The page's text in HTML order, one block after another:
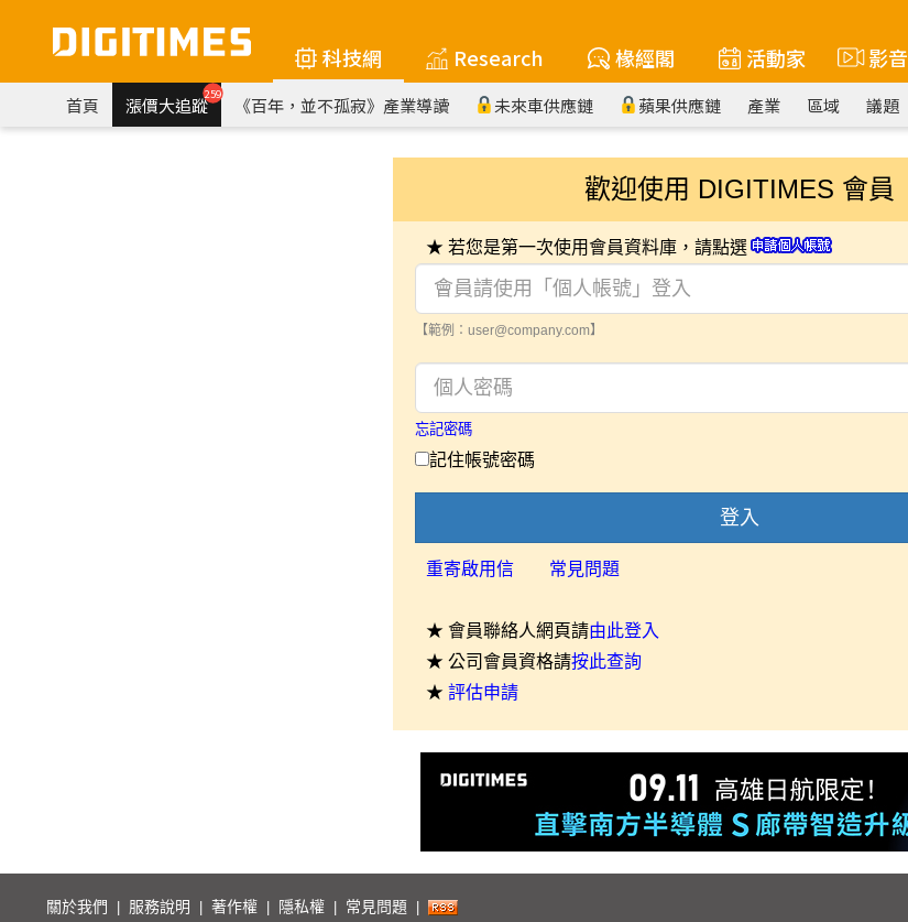
科技網 Research 椽經閣 活動家 影音
首頁 漲價大追蹤259 《百年，並不孤寂》產業導讀 未來車供應鏈 蘋果供應鏈 產業 區域 議題
歡迎使用 DIGITIMES 會員
★ 若您是第一次使用會員資料庫，請點選
【範例：user@company.com】
忘記密碼
記住帳號密碼
登入
重寄啟用信 常見問題
★ 會員聯絡人網頁請由此登入
★ 公司會員資格請按此查詢
★ 評估申請
關於我們 服務說明 著作權 隱私權 常見問題